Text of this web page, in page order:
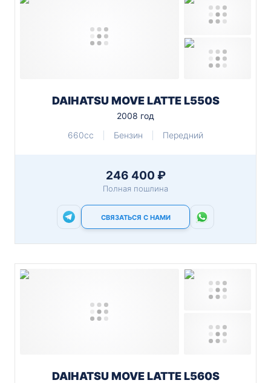
DAIHATSU MOVE LATTE L550S
2008 год
660cc
Бензин Передний
246 400 ₽
Полная пошлина
СВЯЗАТЬСЯ С НАМИ
DAIHATSU MOVE LATTE L560S